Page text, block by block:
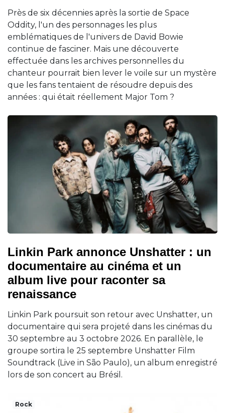
Près de six décennies après la sortie de Space
Oddity, l'un des personnages les plus
emblématiques de l'univers de David Bowie
continue de fasciner. Mais une découverte
effectuée dans les archives personnelles du
chanteur pourrait bien lever le voile sur un mystère
que les fans tentaient de résoudre depuis des
années : qui était réellement Major Tom ?
Linkin Park annonce Unshatter : un
documentaire au cinéma et un
album live pour raconter sa
renaissance
Linkin Park poursuit son retour avec Unshatter, un
documentaire qui sera projeté dans les cinémas du
30 septembre au 3 octobre 2026. En parallèle, le
groupe sortira le 25 septembre Unshatter Film
Soundtrack (Live in São Paulo), un album enregistré
lors de son concert au Brésil.
Rock